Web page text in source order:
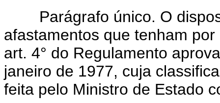
Parágrafo único. O
afastamentos que tenham
art. 4° do Regulamento
janeiro de 1977, cuja
feita pelo Ministro de Estado